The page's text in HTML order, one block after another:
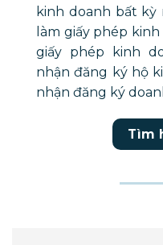
kinh doanh bất
làm giấy phép
giấy phép kinh
nhận đăng ký hộ
nhận đăng ký
Tìm